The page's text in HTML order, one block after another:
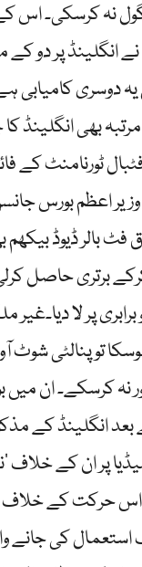
نہ کرسکی۔ اس
نے انگلینڈ پر
ٹورنامنٹ کے
اعظم بورس
فٹ بالر ڈیوڈ
تو پنالٹی شوٹ
نہ کرسکے۔ ان
انگلینڈ کے
پر ان کے
حرکت کے خلاف
کی جانے